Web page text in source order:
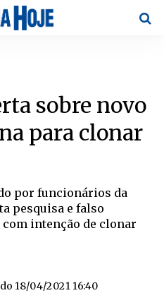
sobre novo
para clonar
por funcionários da
pesquisa e falso
intenção de clonar
18/04/2021 16:40